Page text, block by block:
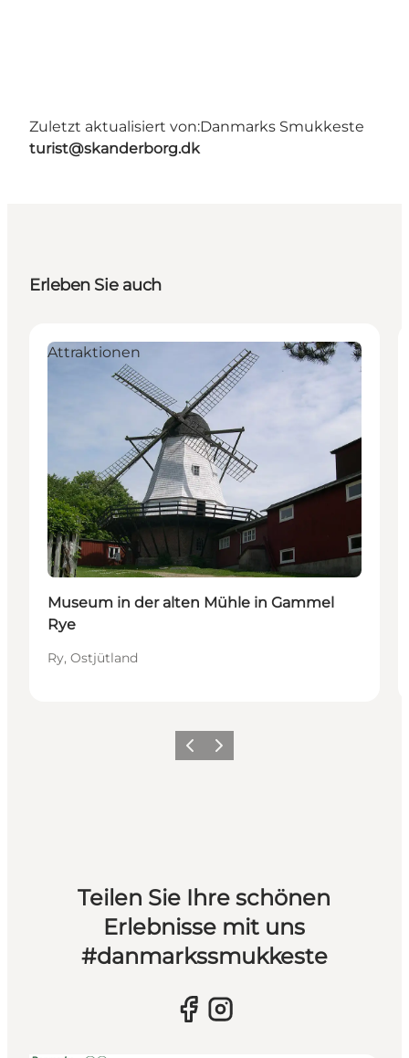
Zuletzt aktualisiert von:Danmarks Smukkeste
turist@skanderborg.dk
Erleben Sie auch
Attraktionen
Museum in der alten Mühle in Gammel
Rye
Ry, Ostjütland
Vorherige Folie
Nächste Folie
Teilen Sie Ihre schönen
Erlebnisse mit uns
#danmarkssmukkeste